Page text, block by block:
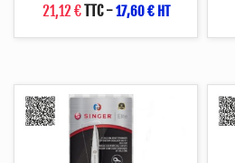
21,12 €TTC-17,60 € HT